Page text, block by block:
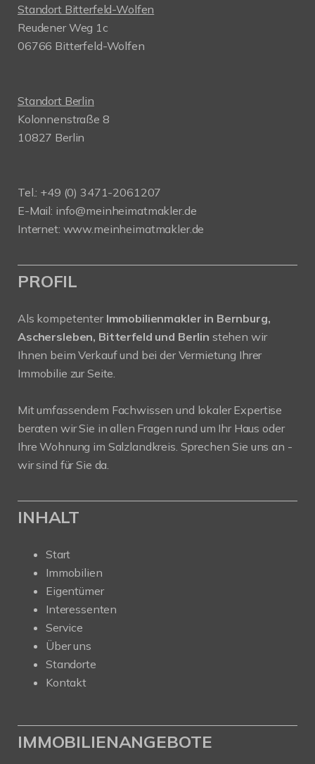
Standort Bitterfeld-Wolfen
Reudener Weg 1c
06766 Bitterfeld-Wolfen
Standort Berlin
Kolonnenstraße 8
10827 Berlin
Tel.: +49 (0) 3471-2061207
E-Mail: info@meinheimatmakler.de
Internet: www.meinheimatmakler.de
PROFIL
Als kompetenter Immobilienmakler in Bernburg,
Aschersleben, Bitterfeld und Berlin stehen wir
Ihnen beim Verkauf und bei der Vermietung Ihrer
Immobilie zur Seite.
Mit umfassendem Fachwissen und lokaler Expertise
beraten wir Sie in allen Fragen rund um Ihr Haus oder
Ihre Wohnung im Salzlandkreis. Sprechen Sie uns an -
wir sind für Sie da.
INHALT
Start
Immobilien
Eigentümer
Interessenten
Service
Über uns
Standorte
Kontakt
IMMOBILIENANGEBOTE